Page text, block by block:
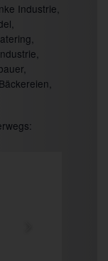
Industrie,